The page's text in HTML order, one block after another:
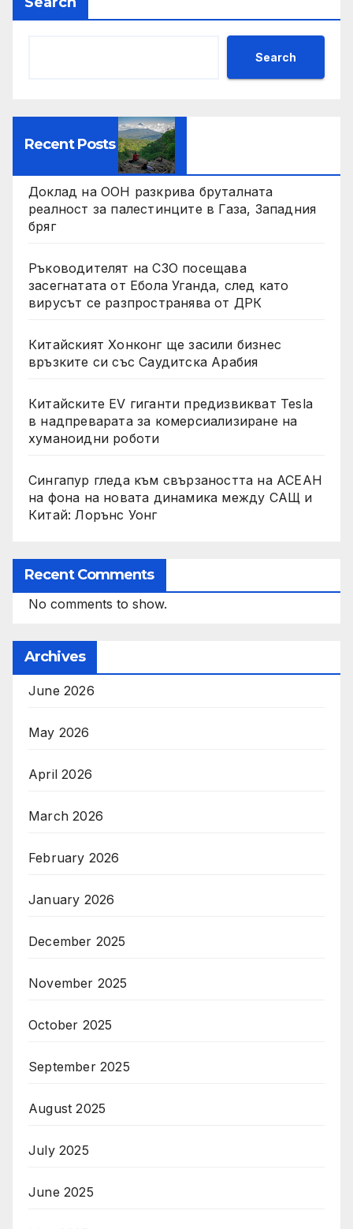
Search
Recent Posts
Доклад на ООН разкрива бруталната
реалност за палестинците в Газа, Западния
бряг
Ръководителят на СЗО посещава
засегнатата от Ебола Уганда, след като
вирусът се разпространява от ДРК
Китайският Хонконг ще засили бизнес
връзките си със Саудитска Арабия
Китайските EV гиганти предизвикват Tesla
в надпреварата за комерсиализиране на
хуманоидни роботи
Сингапур гледа към свързаността на АСЕАН
на фона на новата динамика между САЩ и
Китай: Лорънс Уонг
Recent Comments
No comments to show.
Archives
June 2026
May 2026
April 2026
March 2026
February 2026
January 2026
December 2025
November 2025
October 2025
September 2025
August 2025
July 2025
June 2025